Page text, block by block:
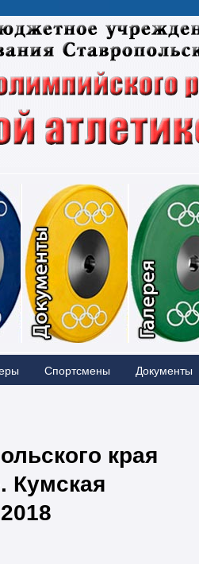
Спортсмены Документы
Спортсмены Документы
края
Кумская